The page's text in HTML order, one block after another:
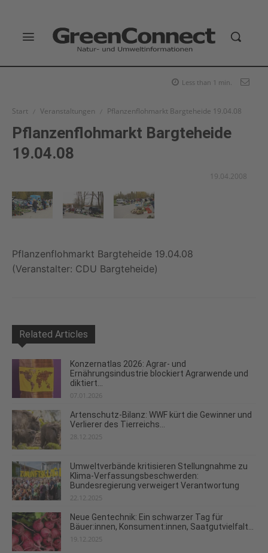
Less than 1 min.
Start Veranstaltungen Pflanzenflohmarkt Bargteheide 19.04.08
Pflanzenflohmarkt Bargteheide
19.04.08
19.04.2008
Pflanzenflohmarkt Bargteheide 19.04.08
(Veranstalter: CDU Bargteheide)
Related Articles
Konzernatlas 2026: Agrar- und
Ernährungsindustrie blockiert Agrarwende und
diktiert...
07.01.2026
Artenschutz-Bilanz: WWF kürt die Gewinner und
Verlierer des Tierreichs...
28.12.2025
Umweltverbände kritisieren Stellungnahme zu
Klima-Verfassungsbeschwerden:
Bundesregierung verweigert Verantwortung
22.12.2025
Neue Gentechnik: Ein schwarzer Tag für
Bäuer:innen, Konsument:innen, Saatgutvielfalt...
19.12.2025